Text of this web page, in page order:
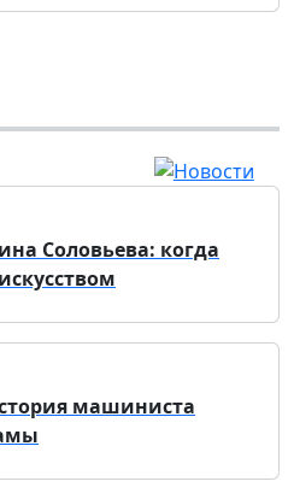
Соловьева: когда
машиниста